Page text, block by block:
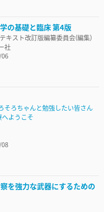
の基礎と臨床 第4版
キスト改訂版編纂委員会(編集)
社
ろちゃんと勉強したい皆さん
ようこそ
を強力な武器にするための